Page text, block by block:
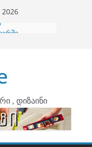
, დიზაინი